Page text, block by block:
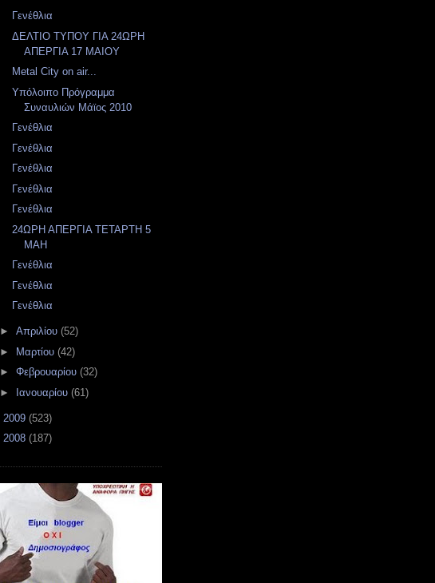
Γενέθλια
ΔΕΛΤΙΟ ΤΥΠΟΥ ΓΙΑ 24ΩΡΗ
ΑΠΕΡΓΙΑ 17 ΜΑΙΟΥ
Metal City on air...
Υπόλοιπο Πρόγραμμα
Συναυλιών Μάϊος 2010
Γενέθλια
Γενέθλια
Γενέθλια
Γενέθλια
Γενέθλια
24ΩΡΗ ΑΠΕΡΓΙΑ ΤΕΤΑΡΤΗ 5
ΜΑΗ
Γενέθλια
Γενέθλια
Γενέθλια
► Απριλίου (52)
► Μαρτίου (42)
► Φεβρουαρίου (32)
► Ιανουαρίου (61)
2009 (523)
2008 (187)